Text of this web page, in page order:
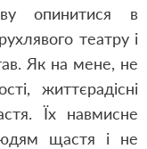
опинитися в
театру і
Як на мене, не
життєрадісні
Їх навмисне
щастя і не